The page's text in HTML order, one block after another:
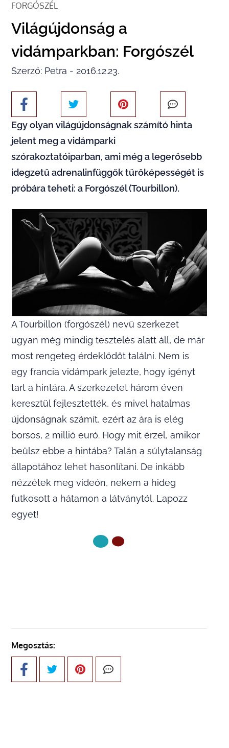
FORGÓSZÉL
Világújdonság a
vidámparkban: Forgószél
Szerző: Petra - 2016.12.23.
Egy olyanvilágújdonságnakszámító hinta
jelent meg avidámparki
szórakoztatóiparban, ami még a legerősebb
idegzetű adrenalinfüggők tűrőképességét is
próbára teheti: a Forgószél(Tourbillon).
A Tourbillon (forgószél) nevű szerkezet
ugyan még mindig tesztelés alatt áll, de már
most rengeteg érdeklődőt találni. Nem is
egy francia vidámpark jelezte, hogy igényt
tart a hintára. A szerkezetet három éven
keresztül fejlesztették, és mivel hatalmas
újdonságnak számít, ezért az ára is elég
borsos, 2 millió euró. Hogy mit érzel, amikor
beülsz ebbe a hintába? Talán a súlytalanság
állapotához lehet hasonlítani. De inkább
nézzétek meg videón, nekem a hideg
futkosott a hátamon a látványtól. Lapozz
egyet!
Megosztás: